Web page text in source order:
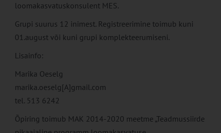
loomakasvatuskonsulent MES.
Grupi suurus 12 inimest. Registreerimine toimub kuni
01.august või kuni grupi komplekteerumiseni.
Lisainfo:
Marika Oeselg
marika.oeselg[A]gmail.com
tel. 513 6242
Õpiring toimub MAK 2014-2020 meetme „Teadmussiirde